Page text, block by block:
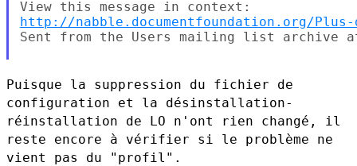
http://nabble.documentfoundation.org/Plus-
Sent from the Users mailing list archive
Puisque la suppression du fichier de
configuration et la désinstallation-
réinstallation de LO n'ont rien changé, il
reste encore à vérifier si le problème ne
vient pas du "profil".